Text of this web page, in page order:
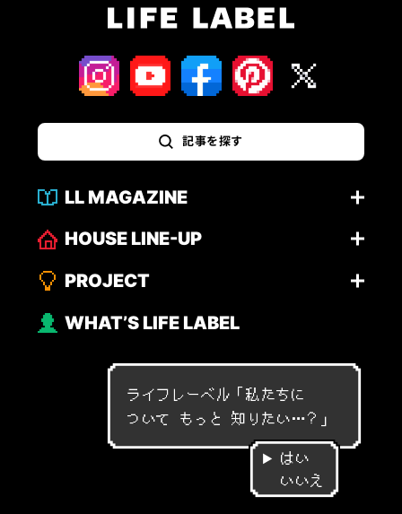
記事を探す
LL MAGAZINE
HOUSE LINE-UP
PROJECT
WHAT’S LIFE LABEL
ライフレーベル「私 たちに
つ いて も っ と 知 り た い…？ 」
はい
いいえ